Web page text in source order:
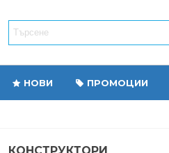
НОВИ ПРОМОЦИИ